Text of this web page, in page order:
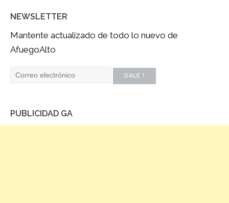
NEWSLETTER
Mantente actualizado de todo lo nuevo de
AfuegoAlto
PUBLICIDAD GA